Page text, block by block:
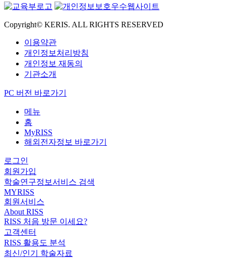
Copyright© KERIS. ALL RIGHTS RESERVED
이용약관
개인정보처리방침
개인정보 재동의
기관소개
PC 버전 바로가기
메뉴
홈
MyRISS
해외전자정보 바로가기
로그인
회원가입
학술연구정보서비스 검색
MYRISS
회원서비스
About RISS
RISS 처음 방문 이세요?
고객센터
RISS 활용도 분석
최신/인기 학술자료